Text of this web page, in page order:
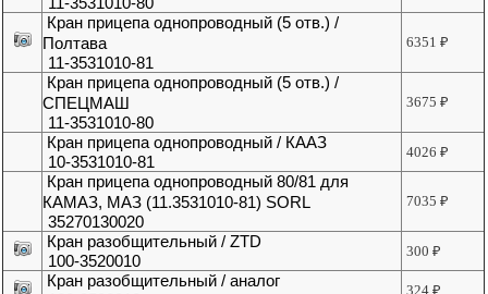
Кран прицепа однопроводный (5 отв.) /
Полтава
11-3531010-81
6351₽
Кран прицепа однопроводный (5 отв.) /
СПЕЦМАШ
11-3531010-80
3675₽
Кран прицепа однопроводный / КААЗ
10-3531010-81
4026₽
Кран прицепа однопроводный 80/81 для
КАМАЗ, МАЗ (11.3531010-81) SORL
35270130020
7035₽
Кран разобщительный / ZTD
100-3520010
300₽
Кран разобщительный / аналог
324₽